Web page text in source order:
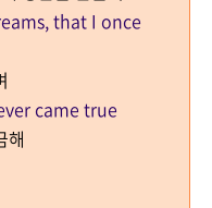
that I once
came true
해